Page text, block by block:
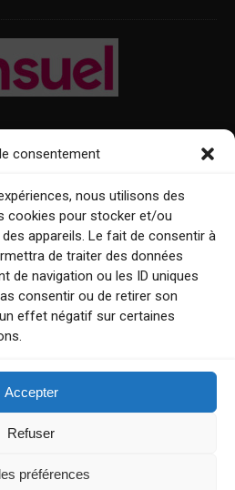
consentement
nous utilisons des
cookies pour stocker et/ou
appareils. Le fait de consentir à
de traiter des données
de navigation ou les ID uniques
consentir ou de retirer son
effet négatif sur certaines
Accepter
Refuser
préférences
Maritimes : oû trouver Le Mensuel ?
le magazine en ligne
évader le temps d’un week-end ou